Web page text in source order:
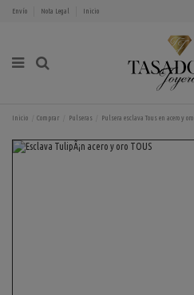
Envío Nota Legal Inicio
Inicio Comprar Pulseras Pulsera esclava Tous en acero y oro